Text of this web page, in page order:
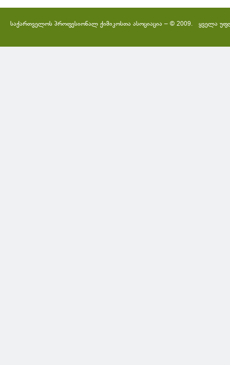
საქართველოს პროფესიონალ ქიმიკოსთა ასოციაცია – © 2009. ყველა